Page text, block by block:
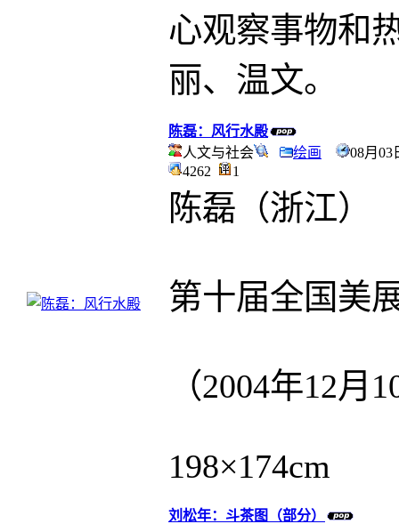
心观察事物和
丽、温文。
陈磊：风行水殿
人文与社会
绘画
08月
4262
1
陈磊（浙江）
第十届全国美
（2004年12月
198×174cm
刘松年：斗茶图（部分）